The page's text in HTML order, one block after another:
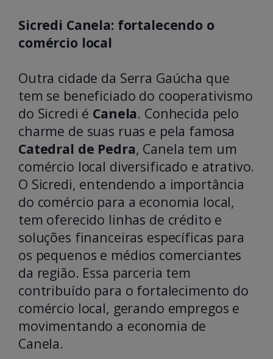
Sicredi Canela: fortalecendo o
comércio local
Outra cidade da Serra Gaúcha que
tem se beneficiado do cooperativismo
do Sicredi é Canela. Conhecida pelo
charme de suas ruas e pela famosa
Catedral de Pedra, Canela tem um
comércio local diversificado e atrativo.
O Sicredi, entendendo a importância
do comércio para a economia local,
tem oferecido linhas de crédito e
soluções financeiras específicas para
os pequenos e médios comerciantes
da região. Essa parceria tem
contribuído para o fortalecimento do
comércio local, gerando empregos e
movimentando a economia de
Canela.